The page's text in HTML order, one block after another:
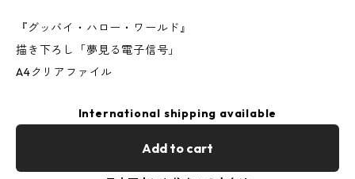
『グッバイ・ハロー・ワールド』
描き下ろし「夢見る電子信号」
A4クリアファイル
International shipping available
Add to cart